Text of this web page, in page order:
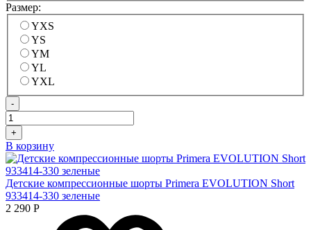
Размер:
YXS
YS
YM
YL
YXL
-
+
В корзину
Детские компрессионные шорты Primera EVOLUTION Short
933414-330 зеленые
2 290 Р